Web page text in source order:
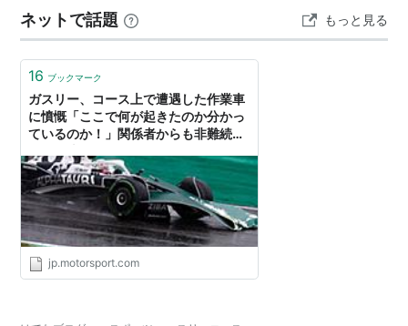
リスト::競走馬
ネットで話題 もっと見る
16 ブックマーク
ガスリー、コース上で遭遇した作業車
に憤慨「ここで何が起きたのか分かっ
ているのか！」関係者からも非難続々
jp.motorsport.com